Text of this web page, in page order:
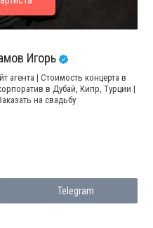
Игорь
| Стоимость концерта в
в Дубай, Кипр, Турции |
на свадьбу
Telegram